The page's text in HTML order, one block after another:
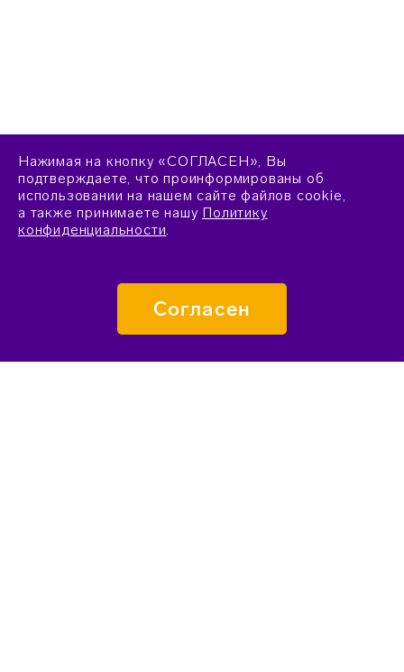
Нажимая на кнопку «СОГЛАСЕН», Вы
подтверждаете, что проинформированы об
использовании на нашем сайте файлов cookie,
а также принимаете нашу Политику
конфиденциальности.
Согласен